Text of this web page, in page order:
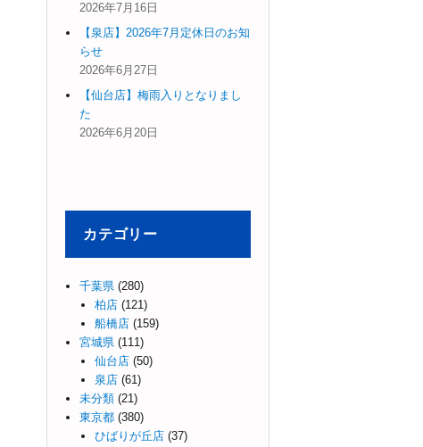
2026年7月16日
【泉店】2026年7月定休日のお知
らせ
2026年6月27日
【仙台店】梅雨入りとなりまし
た
2026年6月20日
カテゴリー
千葉県 (280)
柏店(121)
船橋店(159)
宮城県 (111)
仙台店(50)
泉店(61)
未分類 (21)
東京都 (380)
ひばりが丘店(37)